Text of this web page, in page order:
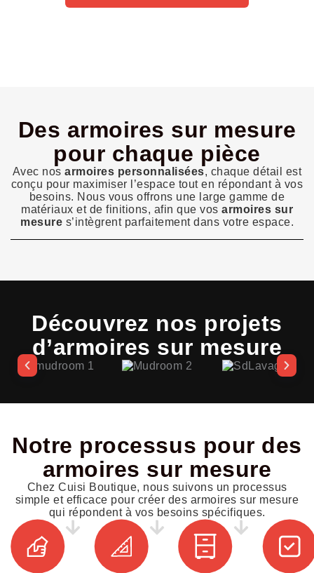
Des armoires sur mesure
pour chaque pièce
Avec nosarmoires personnalisées, chaque détail est
conçu pour maximiser l’espace tout en répondant à vos
besoins. Nous vous offrons une large gamme de
matériaux et de finitions, afin que vos armoires sur
mesure s’intègrent parfaitement dans votre espace.
Découvrez nos projets
d’armoires sur mesure
Notre processus pour des
armoires sur mesure
Chez Cuisi Boutique, nous suivons un processus
simple et efficace pour créer des armoires sur mesure
qui répondent à vos besoins spécifiques.